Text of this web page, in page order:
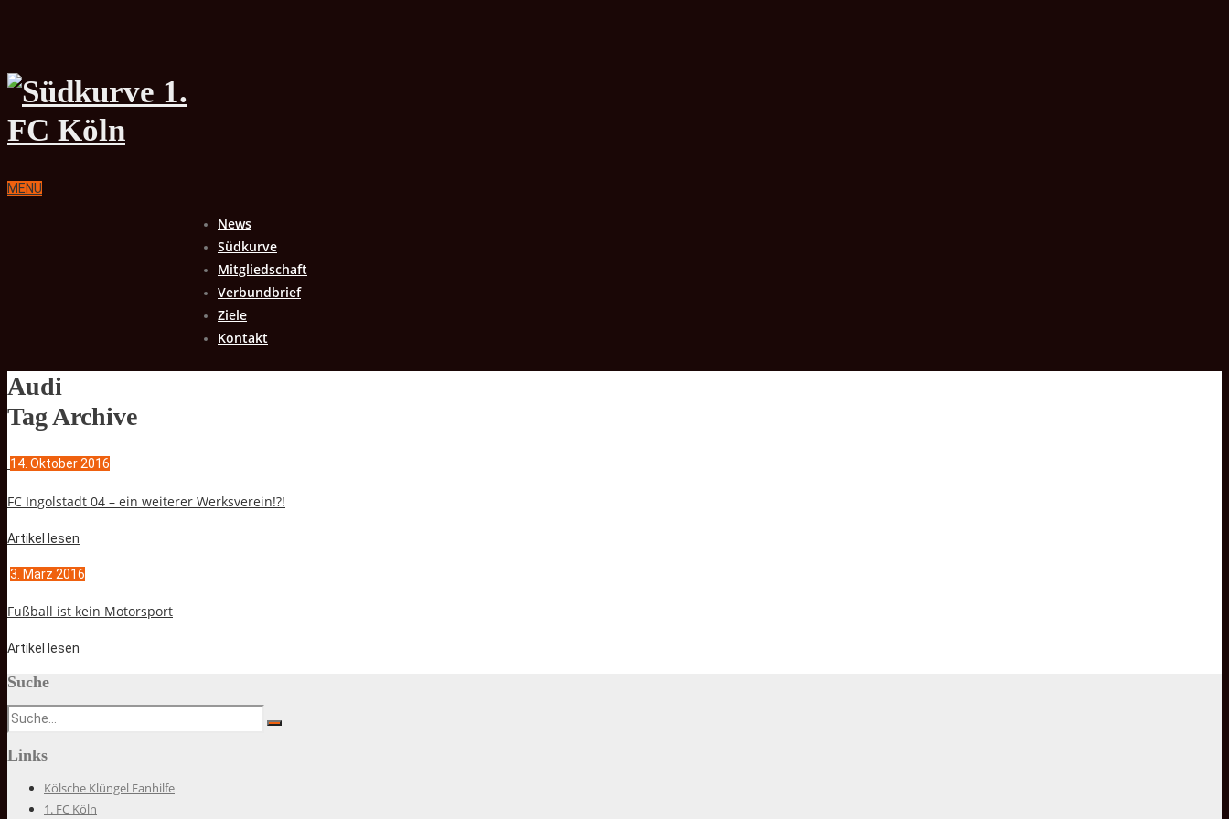
MENU
News
Südkurve
Mitgliedschaft
Verbundbrief
Ziele
Kontakt
Audi
Tag Archive
14. Oktober 2016
FC Ingolstadt 04 – ein weiterer Werksverein!?!
Artikel lesen
3. März 2016
Fußball ist kein Motorsport
Artikel lesen
Suche
Links
Kölsche Klüngel Fanhilfe
1. FC Köln